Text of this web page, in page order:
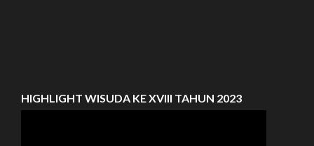
HIGHLIGHT WISUDA KE XVIII TAHUN 2023